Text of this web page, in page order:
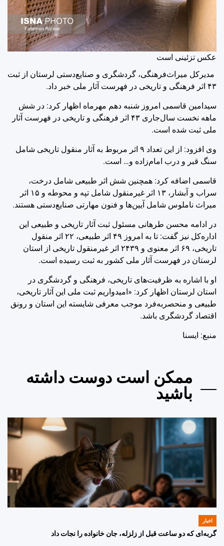
عکس تزئینی است
مدیرکل میراث‌فرهنگی، گردشگری و صنایع‌دستی لرستان از ثبت
۴۳ اثر فرهنگی و تاریخی در فهرست آثار ملی خبر داد.
سیدامین قاسمی امروز شنبه دهم مهرماه اظهار کرد: در شش
ماهه نخست سال‌جاری ۴۳ اثر فرهنگی و تاریخی در فهرست آثار
ملی ثبت شده است.
وی افزود: از این تعداد ۹ اثر مربوط به آثار منقول تاریخی شامل
سنگ قبر و درب امام‌زاده و… است.
قاسمی اضافه کرد: همچنین شش اثر طبیعی شامل درخت،
سراب و آبشار، ۱۳ اثر غیرمنقول شامل تپه و محوطه و ۱۵ اثر
میراث ناملوس شامل آیین‌ها و فنون مهارتی صنایع‌دستی هستند.
در ادامه محسن طرهانی مسئول ثبت آثار تاریخی و طبیعی این
اداره‌کل نیز گفت: تا به امروز ۴۹ اثر طبیعی، ۲۲ اثر منقول
تاریخی، ۶۹ اثر معنوی و ۲۴۳۹ اثر غیرمنقول تاریخی از استان
لرستان در فهرست آثار ملی کشور به ثبت رسیده است.
او با اشاره به ظرفیت‌های تاریخی، فرهنگی و گردشگری در
استان لرستان اظهار کرد: «امیدواریم ثبت ملی این آثار تاریخی،
طبیعی و منحصربه‌فرد موجب معرفی شایسته این استان و رونق
اقتصاد گردشگری باشد.
منبع: ايسنا
ممکن است دوست داشته
باشید
POSTED
IN
اخبار
گربه‌ای که دو ساعت قبل از زلزله، جان خانواده را نجات داد